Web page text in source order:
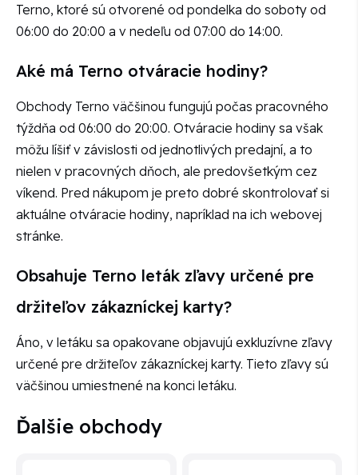
Terno, ktoré sú otvorené od pondelka do soboty od
06:00 do 20:00 a v nedeľu od 07:00 do 14:00.
Aké má Terno otváracie hodiny?
Obchody Terno väčšinou fungujú počas pracovného
týždňa od 06:00 do 20:00. Otváracie hodiny sa však
môžu líšiť v závislosti od jednotlivých predajní, a to
nielen v pracovných dňoch, ale predovšetkým cez
víkend. Pred nákupom je preto dobré skontrolovať si
aktuálne otváracie hodiny, napríklad na ich webovej
stránke.
Obsahuje Terno leták zľavy určené pre
držiteľov zákazníckej karty?
Áno, v letáku sa opakovane objavujú exkluzívne zľavy
určené pre držiteľov zákazníckej karty. Tieto zľavy sú
väčšinou umiestnené na konci letáku.
Ďalšie obchody